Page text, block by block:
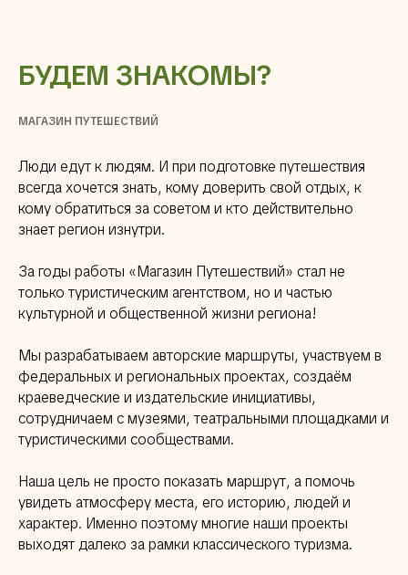
БУДЕМ ЗНАКОМЫ?
МАГАЗИН ПУТЕШЕСТВИЙ
Люди едут к людям. И при подготовке путешествия
всегда хочется знать, кому доверить свой отдых, к
кому обратиться за советом и кто действительно
знает регион изнутри.
За годы работы «Магазин Путешествий» стал не
только туристическим агентством, но и частью
культурной и общественной жизни региона!
Мы разрабатываем авторские маршруты, участвуем в
федеральных и региональных проектах, создаём
краеведческие и издательские инициативы,
сотрудничаем с музеями, театральными площадками и
туристическими сообществами.
Наша цель не просто показать маршрут, а помочь
увидеть атмосферу места, его историю, людей и
характер. Именно поэтому многие наши проекты
выходят далеко за рамки классического туризма.